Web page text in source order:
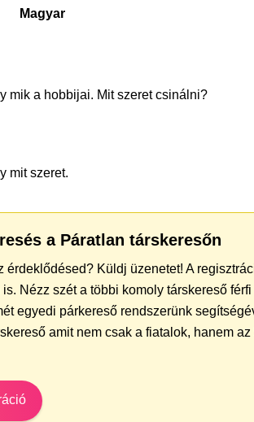
Magyar
mik a hobbijai. Mit szeret csinálni?
mit szeret.
a Páratlan társkeresőn
érdeklődésed? Küldj üzenetet! A
Nézz szét a többi komoly társkereső
egyedi párkereső rendszerünk
amit nem csak a fiatalok, hanem